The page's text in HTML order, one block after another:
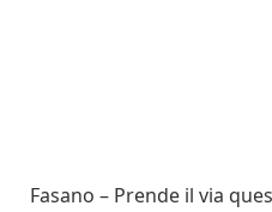
Fasano – Prende il via